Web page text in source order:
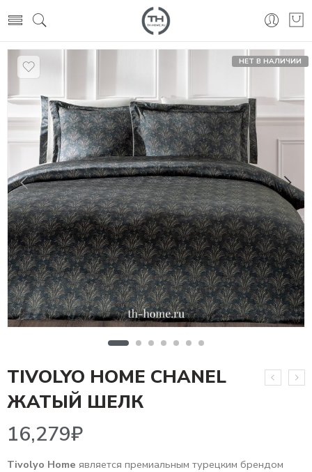
НЕТ В НАЛИЧИИ
TIVOLYO HOME CHANEL
ЖАТЫЙ ШЕЛК
16,279₽
Tivolyo Home является премиальным турецким брендом